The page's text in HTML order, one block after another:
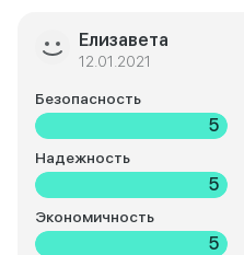
Елизавета
12.01.2021
Безопасность
5
Надежность
5
Экономичность
5